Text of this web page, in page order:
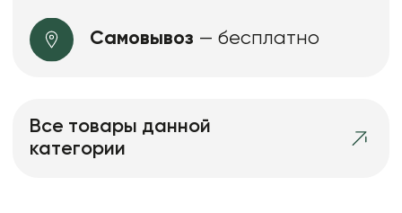
Самовывоз — бесплатно
Все товары данной
категории